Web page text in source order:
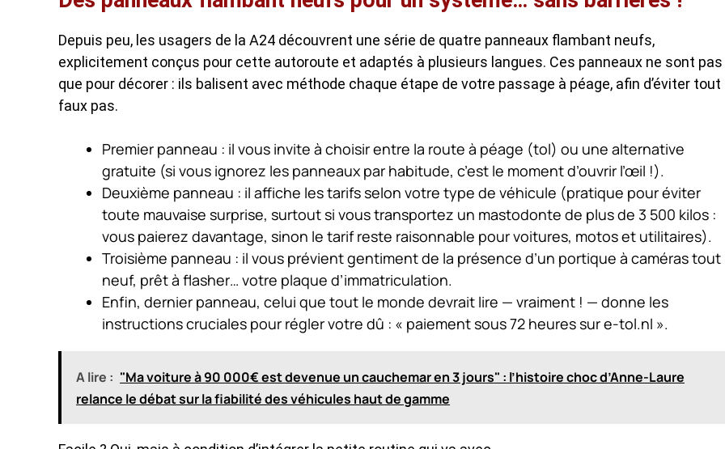
Depuis peu, les usagers de la A24 découvrent une série de quatre panneaux flambant neufs,
explicitement conçus pour cette autoroute et adaptés à plusieurs langues. Ces panneaux ne sont pas
que pour décorer : ils balisent avec méthode chaque étape de votre passage à péage, afin d’éviter tout
faux pas.
Premier panneau : il vous invite à choisir entre la route à péage (tol) ou une alternative
gratuite (si vous ignorez les panneaux par habitude, c’est le moment d’ouvrir l’œil !).
Deuxième panneau : il affiche les tarifs selon votre type de véhicule (pratique pour éviter
toute mauvaise surprise, surtout si vous transportez un mastodonte de plus de 3 500 kilos :
vous paierez davantage, sinon le tarif reste raisonnable pour voitures, motos et utilitaires).
Troisième panneau : il vous prévient gentiment de la présence d’un portique à caméras tout
neuf, prêt à flasher… votre plaque d’immatriculation.
Enfin, dernier panneau, celui que tout le monde devrait lire — vraiment ! — donne les
instructions cruciales pour régler votre dû : « paiement sous 72 heures sur e-tol.nl ».
A lire : "Ma voiture à 90 000€ est devenue un cauchemar en 3 jours" : l’histoire choc d’Anne-Laure
relance le débat sur la fiabilité des véhicules haut de gamme